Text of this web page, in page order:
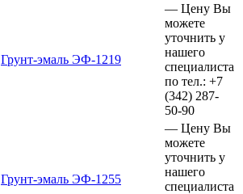
Грунт-эмаль ЭФ-1219
— Цену Вы
можете
уточнить у
нашего
специалиста
по тел.: +7
(342) 287-
50-90
Грунт-эмаль ЭФ-1255
— Цену Вы
можете
уточнить у
нашего
специалиста